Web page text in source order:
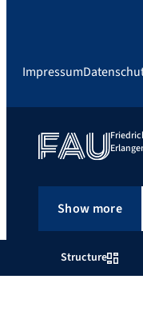
Structure
Impressum
Show more